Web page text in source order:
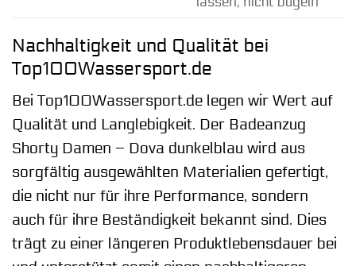
Nachhaltigkeit und Qualität bei
Top100Wassersport.de
Bei Top100Wassersport.de legen wir Wert auf
Qualität und Langlebigkeit. Der Badeanzug
Shorty Damen – Dova dunkelblau wird aus
sorgfältig ausgewählten Materialien gefertigt,
die nicht nur für ihre Performance, sondern
auch für ihre Beständigkeit bekannt sind. Dies
trägt zu einer längeren Produktlebensdauer bei